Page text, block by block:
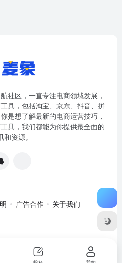
社区，一直专注电商领域发展，
具，包括淘宝、京东、抖音、拼
是想了解最新的电商运营技巧，
具，我们都能为你提供最全面的
和资源。
广告合作 关于我们
号-1